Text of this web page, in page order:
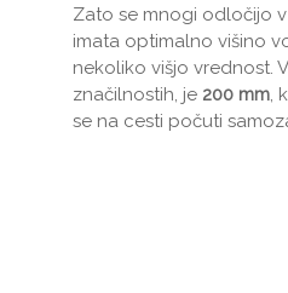
Zato se mnogi odločijo
imata optimalno višino
nekoliko višjo vrednost.
značilnostih, je 200 mm,
se na cesti počuti